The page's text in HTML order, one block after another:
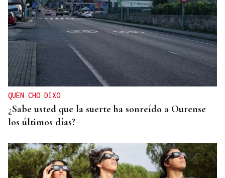
QUEN CHO DIXO
¿Sabe usted que la suerte ha sonreído a Ourense
los últimos días?